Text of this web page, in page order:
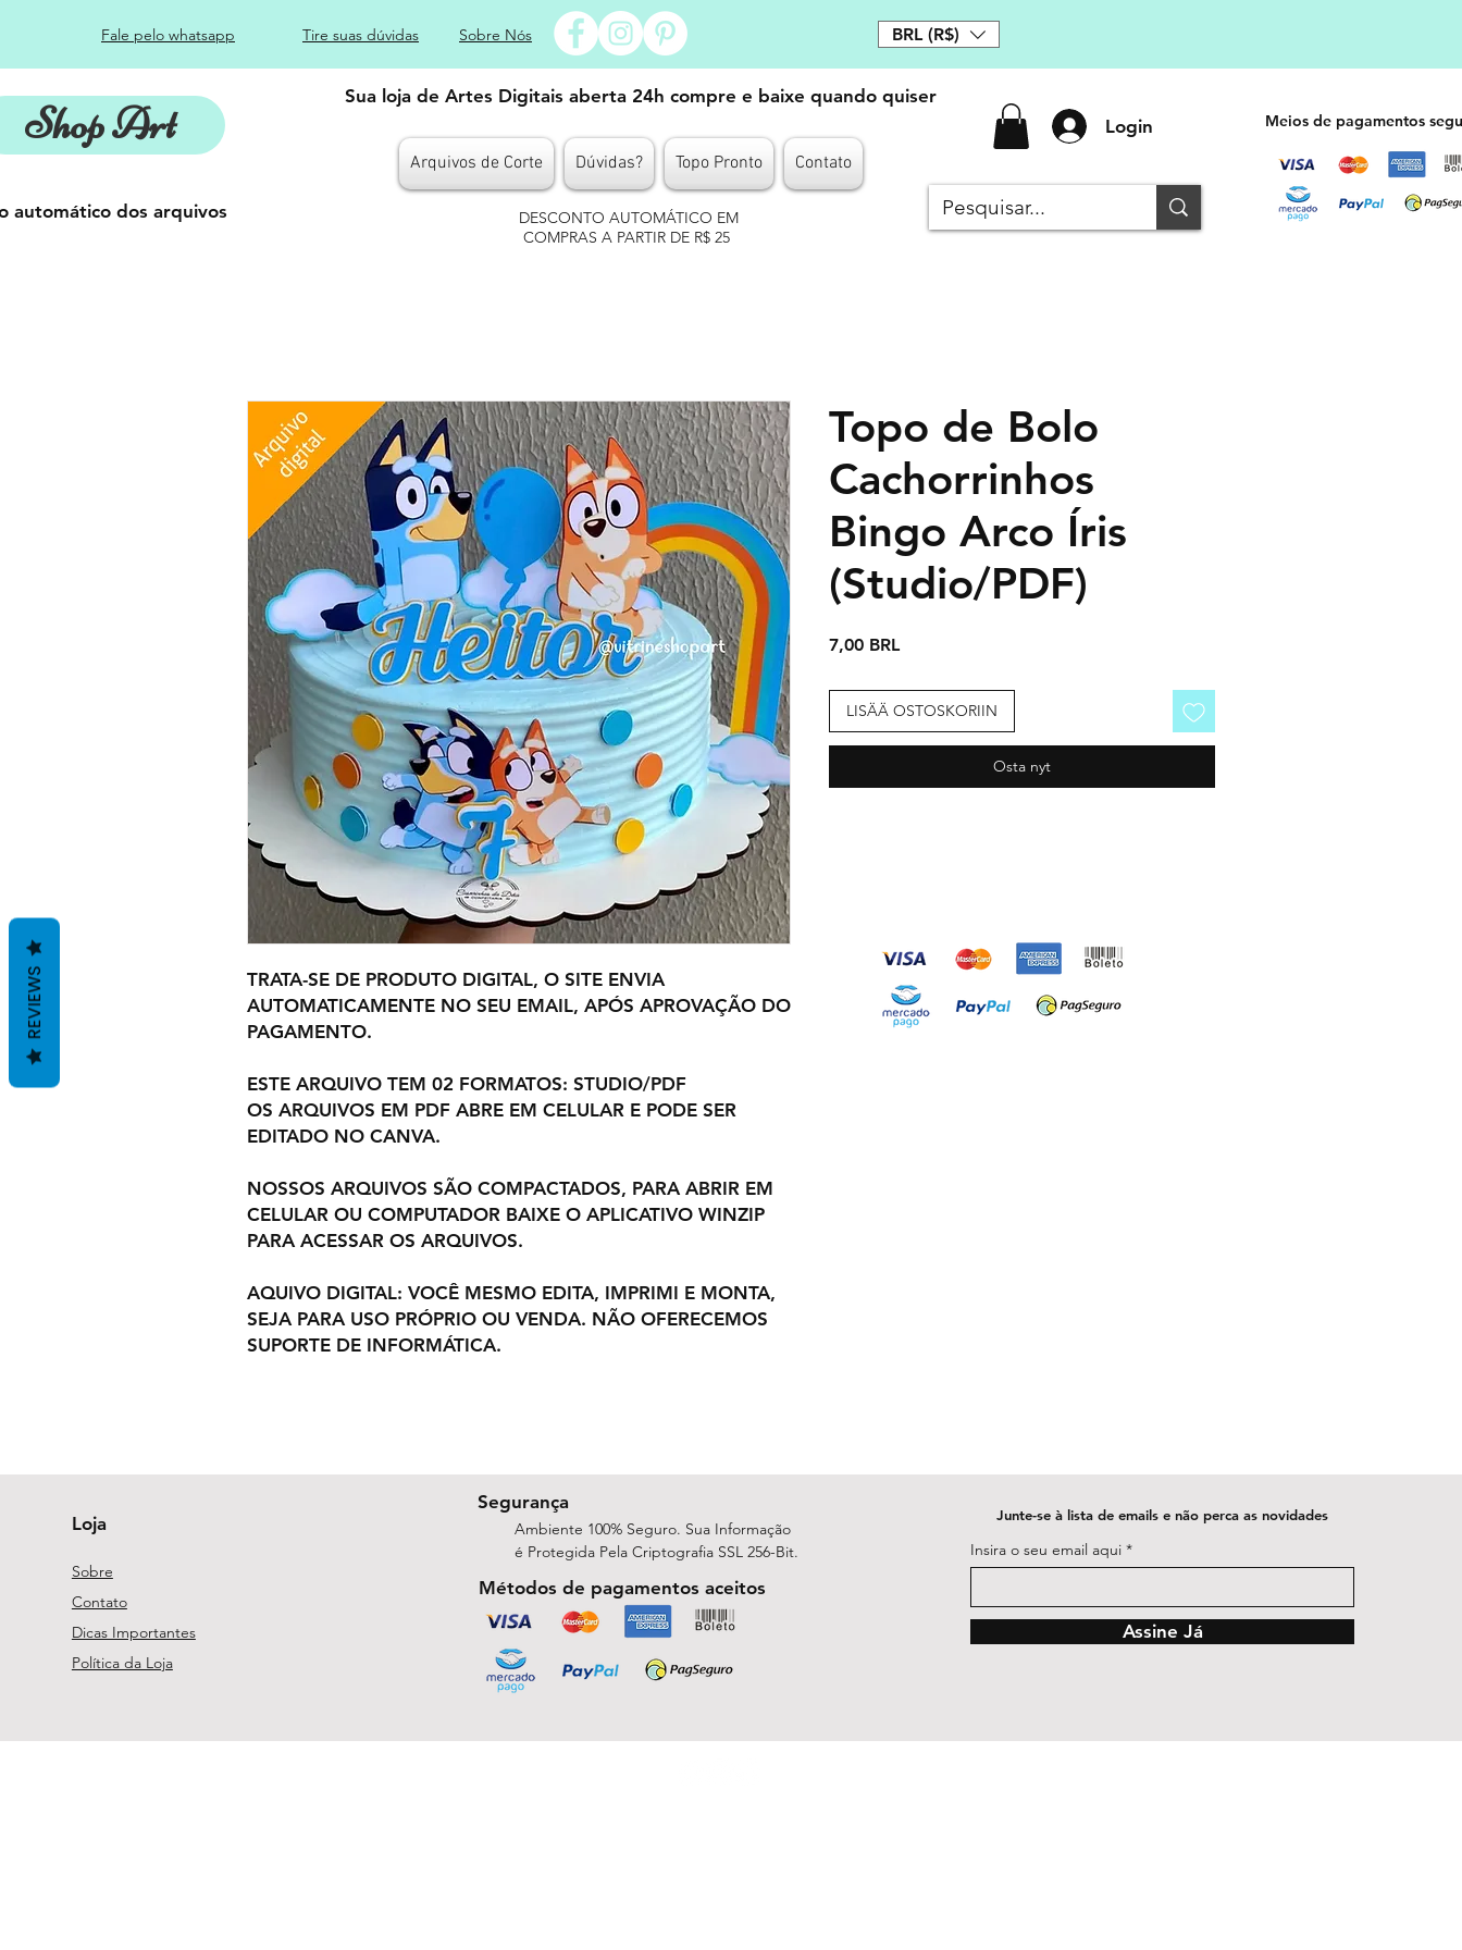
Fale pelo whatsapp Tire suas dúvidas Sobre Nós BRL (R$)
Shop Art
Sua loja de Artes Digitais aberta 24h compre e baixe quando quiser
Arquivos de Corte Dúvidas? Topo Pronto Contato
Login
automático dos arquivos
DESCONTO AUTOMÁTICO EM
COMPRAS A PARTIR DE R$ 25
Meios de pagamentos
TRATA-SE DE PRODUTO DIGITAL, O SITE ENVIA
AUTOMATICAMENTE NO SEU EMAIL, APÓS APROVAÇÃO DO
PAGAMENTO.
ESTE ARQUIVO TEM 02 FORMATOS: STUDIO/PDF
OS ARQUIVOS EM PDF ABRE EM CELULAR E PODE SER
EDITADO NO CANVA.
NOSSOS ARQUIVOS SÃO COMPACTADOS, PARA ABRIR EM
CELULAR OU COMPUTADOR BAIXE O APLICATIVO WINZIP
PARA ACESSAR OS ARQUIVOS.
AQUIVO DIGITAL: VOCÊ MESMO EDITA, IMPRIMI E MONTA,
SEJA PARA USO PRÓPRIO OU VENDA. NÃO OFERECEMOS
SUPORTE DE INFORMÁTICA.
Topo de Bolo
Cachorrinhos
Bingo Arco Íris
(Studio/PDF)
7,00 BRLHinta
LISÄÄ OSTOSKORIIN
Osta nyt
Loja
Sobre
Contato
Dicas Importantes
Política da Loja
Segurança
Ambiente 100% Seguro. Sua Informação
é Protegida Pela Criptografia SSL 256-Bit.
Métodos de pagamentos aceitos
Junte-se à lista de emails e não perca as novidades
Insira o seu email aqui
Assine Já
REVIEWS